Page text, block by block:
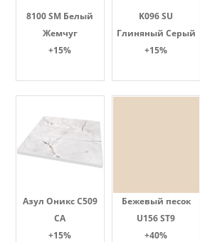
8100 SM Белый
Жемчуг
+15%
K096 SU
Глиняный Серый
+15%
Азул Оникс С509
СА
+15%
Бежевый песок
U156 ST9
+40%